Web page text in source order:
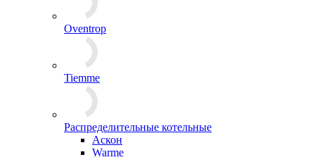
Oventrop
Tiemme
Распределительные котельные
Аскон
Warme